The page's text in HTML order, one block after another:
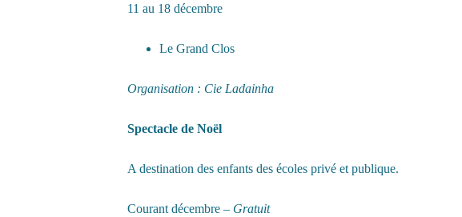
11 au 18 décembre
Le Grand Clos
Organisation : Cie Ladainha
Spectacle de Noël
A destination des enfants des écoles privé et publique.
Courant décembre – Gratuit